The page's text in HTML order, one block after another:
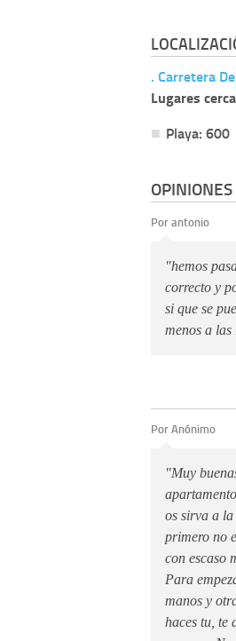
. Carretera
Lugares
Playa: 600
Por antonio
"hemos
correcto y
si que se
menos a
Por Anónimo
"Muy
os sirva a
primero no
con escaso
Para
manos y
haces tu, te